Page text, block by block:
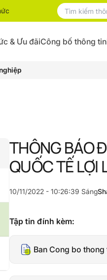
& Ưu đãiCông bố thông tin
THÔNG BÁO
QUỐC TẾ LỢI
10/11/2022 - 10:26:39 Sáng
Tập tin đính kèm:
Ban Cong bo thong